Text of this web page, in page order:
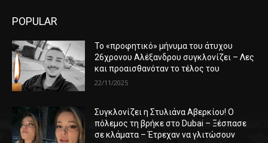
POPULAR
Το «προφητικό» μήνυμα του άτυχου
26χρονου Αλέξανδρου συγκλονίζει – Λες
και προαισθανόταν το τέλος του
22/11/2025
Συγκλονίζει η Στυλιάνα Αβερκίου! Ο
πόλεμος τη βρήκε στο Dubai – Ξέσπασε
σε κλάματα – Έτρεχαν να γλιτώσουν